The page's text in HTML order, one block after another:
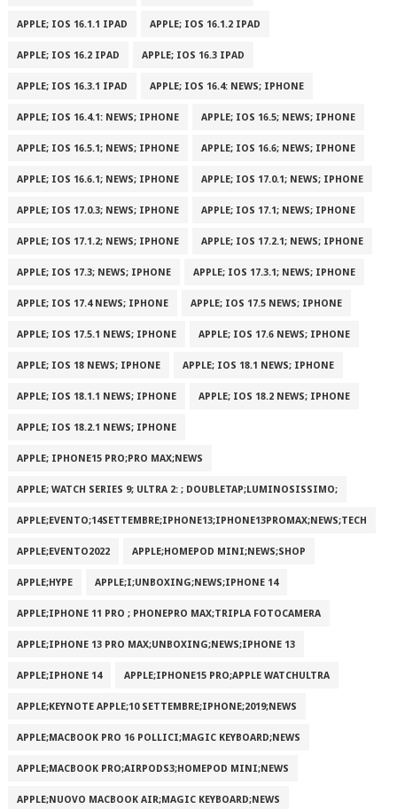
APPLE; IOS 16.1.1 IPAD APPLE; IOS 16.1.2 IPAD
APPLE; IOS 16.2 IPAD APPLE; IOS 16.3 IPAD
APPLE; IOS 16.3.1 IPAD APPLE; IOS 16.4: NEWS; IPHONE
APPLE; IOS 16.4.1: NEWS; IPHONE APPLE; IOS 16.5; NEWS; IPHONE
APPLE; IOS 16.5.1; NEWS; IPHONE APPLE; IOS 16.6; NEWS; IPHONE
APPLE; IOS 16.6.1; NEWS; IPHONE APPLE; IOS 17.0.1; NEWS; IPHONE
APPLE; IOS 17.0.3; NEWS; IPHONE APPLE; IOS 17.1; NEWS; IPHONE
APPLE; IOS 17.1.2; NEWS; IPHONE APPLE; IOS 17.2.1; NEWS; IPHONE
APPLE; IOS 17.3; NEWS; IPHONE APPLE; IOS 17.3.1; NEWS; IPHONE
APPLE; IOS 17.4 NEWS; IPHONE APPLE; IOS 17.5 NEWS; IPHONE
APPLE; IOS 17.5.1 NEWS; IPHONE APPLE; IOS 17.6 NEWS; IPHONE
APPLE; IOS 18 NEWS; IPHONE APPLE; IOS 18.1 NEWS; IPHONE
APPLE; IOS 18.1.1 NEWS; IPHONE APPLE; IOS 18.2 NEWS; IPHONE
APPLE; IOS 18.2.1 NEWS; IPHONE
APPLE; IPHONE15 PRO;PRO MAX;NEWS
APPLE; WATCH SERIES 9; ULTRA 2: ; DOUBLETAP;LUMINOSISSIMO;
APPLE;EVENTO;14SETTEMBRE;IPHONE13;IPHONE13PROMAX;NEWS;TECH
APPLE;EVENTO2022 APPLE;HOMEPOD MINI;NEWS;SHOP
APPLE;HYPE APPLE;I;UNBOXING;NEWS;IPHONE 14
APPLE;IPHONE 11 PRO ; PHONEPRO MAX;TRIPLA FOTOCAMERA
APPLE;IPHONE 13 PRO MAX;UNBOXING;NEWS;IPHONE 13
APPLE;IPHONE 14 APPLE;IPHONE15 PRO;APPLE WATCHULTRA
APPLE;KEYNOTE APPLE;10 SETTEMBRE;IPHONE;2019;NEWS
APPLE;MACBOOK PRO 16 POLLICI;MAGIC KEYBOARD;NEWS
APPLE;MACBOOK PRO;AIRPODS3;HOMEPOD MINI;NEWS
APPLE;NUOVO MACBOOK AIR;MAGIC KEYBOARD;NEWS